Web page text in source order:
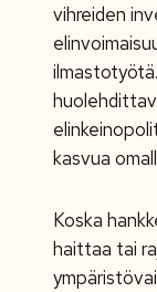
vihreiden
kasvua
Koska
haittaa tai